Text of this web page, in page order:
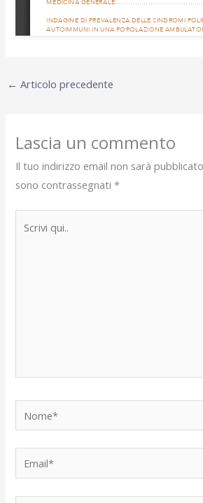
← Articolo precedente
Lascia un commento
Il tuo indirizzo email non sarà
sono contrassegnati*